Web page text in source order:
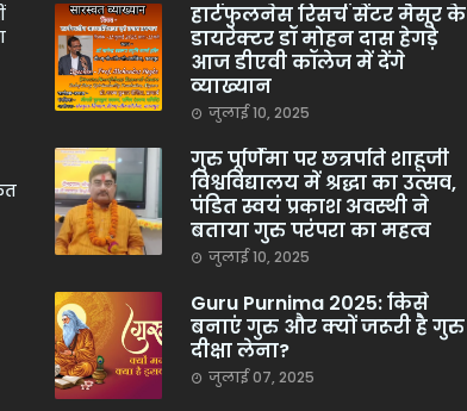
हार्टफुलनेस रिसर्च सेंटर मैसूर के
डायरेक्टर डॉ मोहन दास हेगड़े
आज डीएवी कॉलेज में देंगे
व्याख्यान
जुलाई 10, 2025
गुरु पूर्णिमा पर छत्रपति शाहूजी
विश्वविद्यालय में श्रद्धा का उत्सव,
पंडित स्वयं प्रकाश अवस्थी ने
बताया गुरु परंपरा का महत्व
जुलाई 10, 2025
Guru Purnima 2025: किसे
बनाएं गुरु और क्यों जरूरी है गुरु
दीक्षा लेना?
जुलाई 07, 2025